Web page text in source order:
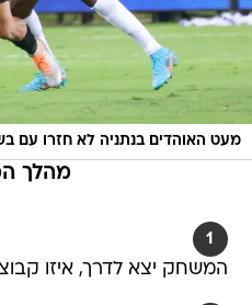
מעט האוהדים בנתניה לא חזרו עם
מהלך
1
המשחק יצא לדרך, איזו